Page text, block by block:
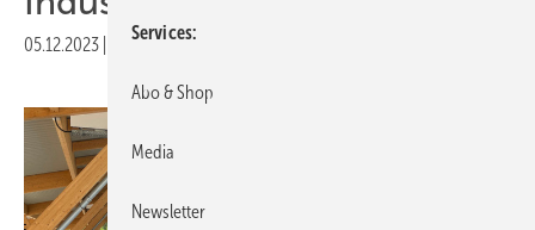
05.12.2023 Druckvorschau
Services
Abo & Shop
Media
Newsletter